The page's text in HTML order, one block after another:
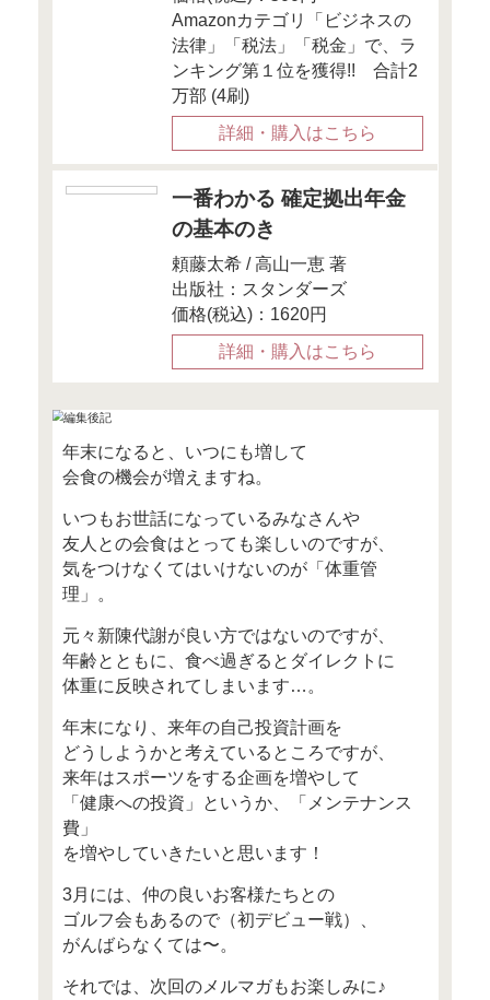
●Money＆You
Money＆You
「いいね！」もお願いします
「お金の知識が、女性の人生
発信する女性向けWebメディア
Mocha（モカ）からオススメ
す！
あなたにとって
ロシアの文豪ト
「ふたりの兄弟
ジ。#46
やる気と根性が
戸潤最新作「陸